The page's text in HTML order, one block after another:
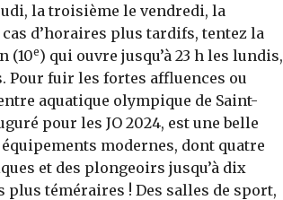
la troisième le vendredi, la
d’horaires plus tardifs, tentez la
(10e) qui ouvre jusqu’à 23 h les lundis,
Pour fuir les fortes affluences ou
aquatique olympique de Saint-
pour les JO 2024, est une belle
modernes, dont quatre
et des plongeoirs jusqu’à dix
plus téméraires ! Des salles de sport,